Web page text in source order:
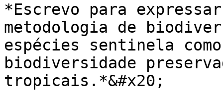
*Escrevo para
metodologia de
espécies sentinela
biodiversidade
tropicais.*&#x20;